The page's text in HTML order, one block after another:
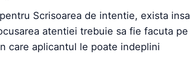
Scrisoarea de intentie, exista insa
atentiei trebuie sa fie facuta pe
care aplicantul le poate indeplini